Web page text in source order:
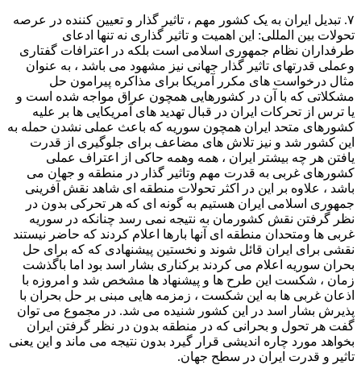
۷. تبدیل ایران به یک کشور مهم ، تاثیر گذار و تعیین کننده در عرصه
تحولات بین المللی: این اهمیت و تاثیر گذاری نه تنها ادعای
طرفداران نظام جمهوری اسلامی است بلکه در اعترافات گفتاری
وعملی قدرتهای تاثیر گذار جهانی نیز مشهود می باشد ، به عنوان
مثال درخواست های مکرر آمریکا برای مذاکره پیرامون حل
مشکلاتی که با آن در کشورهایی همچون عراق مواجه شده است و
یا ترس از تحرکات ایران در قبال تهدید های آمریکایی ها بر علیه
کشورهای متحد ایران همچون سوریه که باعث عملی نشدن حمله به
این کشور شد و نیز تلاش های مضاعف برای جلوگیری از قدرت
یافتن هر چه بیشتر ایران ، همه وهمه حاکی از اعتراف عملی
کشورهای غربی به قدرت مهم وتاثیر گذار در منطقه و جهان می
باشد ، علاوه بر این در اکثر تحولات منطقه ای شاهد نقش آفرینی
جمهوری اسلامی ایران هستیم به گونه ای که هر تحرکی بدون در
نظر گرفتن نقش کشورمان به نتیجه نمی رسد چنانکه در سوریه
غربی ها ومتحدان منطقه ای آنها بارها اعلام کردند که حاضر نیستند
نقشی برای ایران قائل شوند و نخستین پیشنهادی که که برای حل
بحران سوریه اعلام می کردند برکناری بشار اسد بود اما باگذشت
زمان ، شکست این طرح ها و پیشنهاد ها مشخص شد و امروزه با
اذعان غربی ها به این شکست ، زمزمه هایی مبنی بر حل بحران با
پذیرش بشار اسد در این کشور شنیده می شد. در مجموع می توان
گفت هر تحول و بحرانی که در منطقه بدون در نظر گرفتن ایران
بخواهد مورد چاره اندیشی قرار گیرد بدون نتیجه می ماند و این یعنی
تاثیر و قدرت ایران در سطح جهان.